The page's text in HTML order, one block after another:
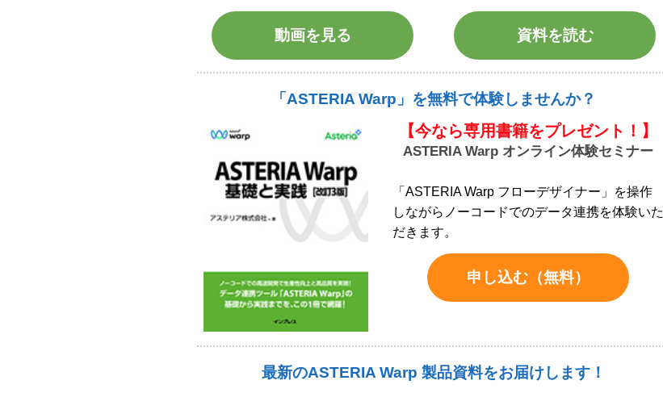
動画を見る 資料を読む
「ASTERIA Warp」を無料で体験しませんか？
【今なら専用書籍をプレゼント！】
ASTERIA Warp オンライン体験セミナー
「ASTERIA Warp フローデザイナー」を操作
しながらノーコードでのデータ連携を体験いた
だきます。
申し込む（無料）
最新のASTERIA Warp 製品資料をお届けします！